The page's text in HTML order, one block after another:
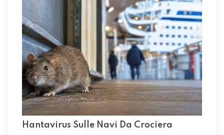
Hantavirus Sulle Navi Da Crociera